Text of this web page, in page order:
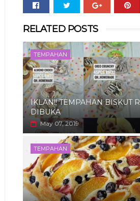
RELATED POSTS
TEMPAHAN
IKLAN!! TEMPAHAN BISKUT
DIBUKA
May 07, 2019
TEMPAHAN